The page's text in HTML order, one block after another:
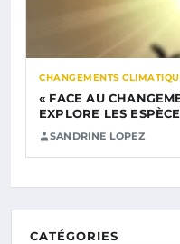
CHANGEMENTS
« FACE AU
EXPLORE LES
SANDRINE LOPEZ
CATÉGORIES